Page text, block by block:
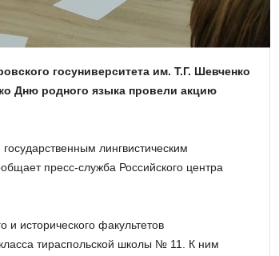
госуниверситета им. Т.Г. Шевченко
Дню родного языка провели акцию
лингвистическим
пресс-служба Российского центра
и исторического факультетов
тираспольской школы № 11. К ним